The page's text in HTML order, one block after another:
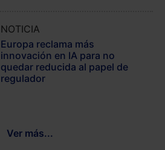
NOTICIA
Europa reclama más
innovación en IA para no
quedar reducida al papel de
regulador
Ver más...